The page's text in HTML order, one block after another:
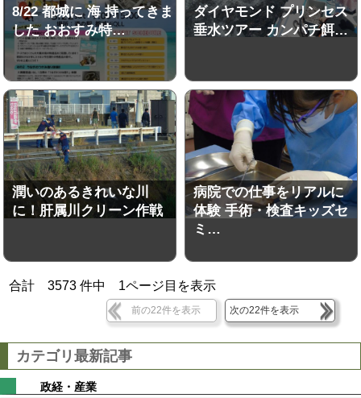
8/22 都城に 海 持ってきま
した おおすみ特…
ダイヤモンド プリンセス
垂水ツアー カンパチ餌…
潤いのあるきれいな川
に！肝属川クリーン作戦
病院での仕事をリアルに
体験 手術・検査キッズセ
ミ…
合計3573 件中 1ページ目を表示
前の22件を表示 次の22件を表示
カテゴリ最新記事
政経・産業